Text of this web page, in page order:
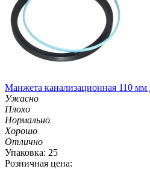
Манжета канализационная 110 мм
Ужасно
Плохо
Нормально
Хорошо
Отлично
Упаковка: 25
Розничная цена: